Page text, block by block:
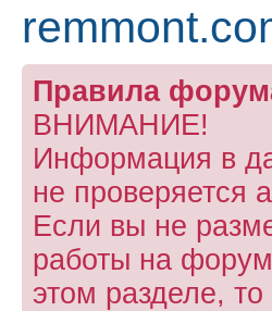
Правила
ВНИМАНИЕ!
Информация в
не проверяется
Если вы не
работы на
этом разделе,